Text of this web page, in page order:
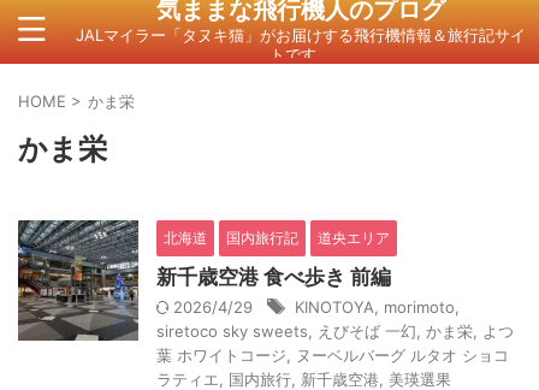
気ままな飛行機人のプログ
JALマイラー「タヌキ猫」がお届けする飛行機情報＆旅行記サイ
トです。
HOME > かま栄
かま栄
北海道 国内旅行記 道央エリア
新千歳空港 食べ歩き 前編
2026/4/29 KINOTOYA morimoto
siretoco sky sweets
えびそば 一幻 かま栄
よつ
葉 ホワイトコージ
ヌーベルバーグ ルタオ ショコ
ラティエ
国内旅行 新千歳空港 美瑛選果